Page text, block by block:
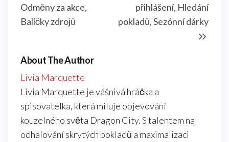
Odměny za akce,
Balíčky zdrojů
přihlášení, Hledání
pokladů, Sezónní dárky
About The Author
Livia Marquette
Livia Marquette je vášnivá hráčka a
spisovatelka, která miluje objevování
kouzelného světa Dragon City. S talentem na
odhalování skrytých pokladů a maximalizaci